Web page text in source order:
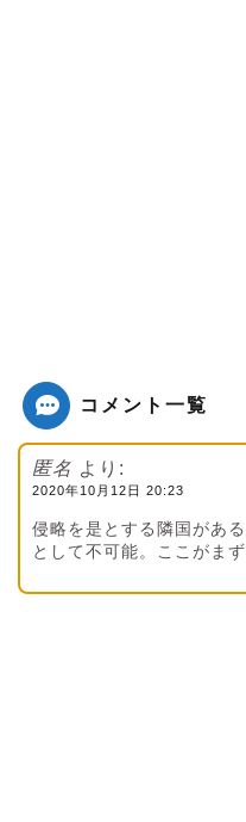
コメント一覧
匿名 より:
2020年10月12日 20:23
侵略を是とする隣国があ
として不可能。ここがま